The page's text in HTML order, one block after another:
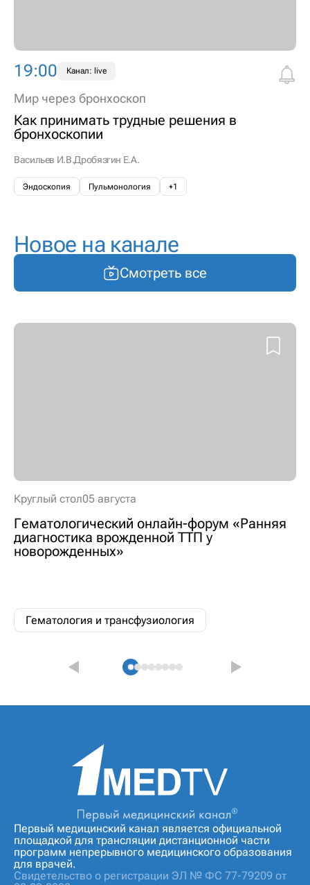
19:00 Канал: live
Мир через бронхоскоп
Как принимать трудные решения в
бронхоскопии
Васильев И.В.Дробязгин Е.А.
Эндоскопия Пульмонология +1
Новое на канале
Смотреть все
Круглый стол05 августа
Гематологический онлайн-форум «Ранняя
диагностика врожденной ТТП у
новорожденных»
Гематология и трансфузиология
Первый медицинский канал является официальной
площадкой для трансляции дистанционной части
программ непрерывного медицинского образования
для врачей.
Свидетельство о регистрации ЭЛ № ФС 77-79209 от